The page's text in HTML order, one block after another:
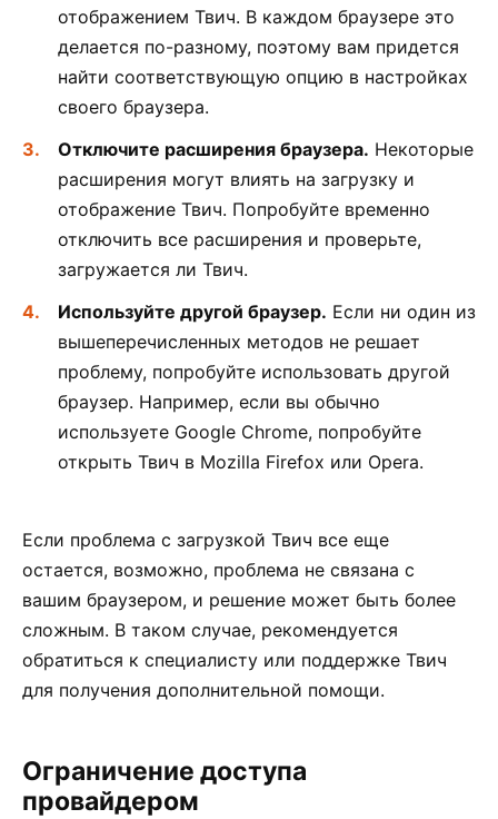
отображением Твич. В каждом браузере это
делается по-разному, поэтому вам придется
найти соответствующую опцию в настройках
своего браузера.
Отключите расширения браузера. Некоторые
расширения могут влиять на загрузку и
отображение Твич. Попробуйте временно
отключить все расширения и проверьте,
загружается ли Твич.
Используйте другой браузер. Если ни один из
вышеперечисленных методов не решает
проблему, попробуйте использовать другой
браузер. Например, если вы обычно
используете Google Chrome, попробуйте
открыть Твич в Mozilla Firefox или Opera.
Если проблема с загрузкой Твич все еще
остается, возможно, проблема не связана с
вашим браузером, и решение может быть более
сложным. В таком случае, рекомендуется
обратиться к специалисту или поддержке Твич
для получения дополнительной помощи.
Ограничение доступа
провайдером